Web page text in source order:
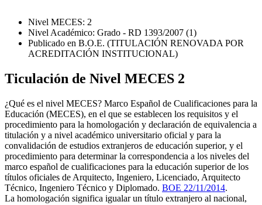
Nivel MECES: 2
Nivel Académico: Grado - RD 1393/2007 (1)
Publicado en B.O.E. (TITULACIÓN RENOVADA POR
ACREDITACIÓN INSTITUCIONAL)
Ticulación de Nivel MECES 2
¿Qué es el nivel MECES? Marco Español de Cualificaciones para la
Educación (MECES), en el que se establecen los requisitos y el
procedimiento para la homologación y declaración de equivalencia a
titulación y a nivel académico universitario oficial y para la
convalidación de estudios extranjeros de educación superior, y el
procedimiento para determinar la correspondencia a los niveles del
marco español de cualificaciones para la educación superior de los
títulos oficiales de Arquitecto, Ingeniero, Licenciado, Arquitecto
Técnico, Ingeniero Técnico y Diplomado. BOE 22/11/2014.
La homologación significa igualar un título extranjero al nacional,